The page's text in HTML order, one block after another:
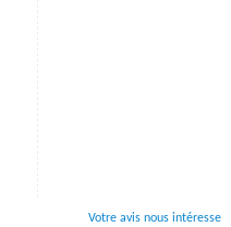
Votre avis nous intéresse